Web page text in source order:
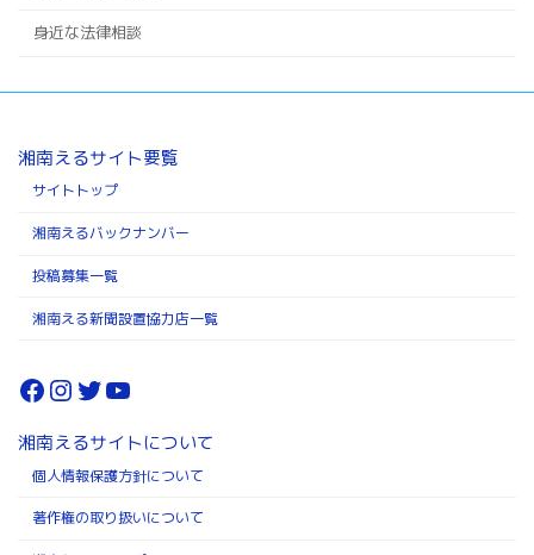
身近な法律相談
湘南えるサイト要覧
サイトトップ
湘南えるバックナンバー
投稿募集一覧
湘南える新聞設置協力店一覧
Facebook
Instagram
Twitter
YouTube
湘南えるサイトについて
個人情報保護方針について
著作権の取り扱いについて